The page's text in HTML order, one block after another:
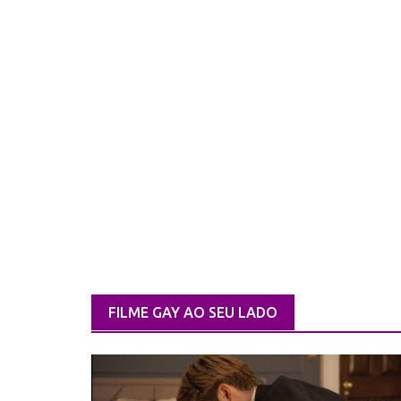
FILME GAY AO SEU LADO